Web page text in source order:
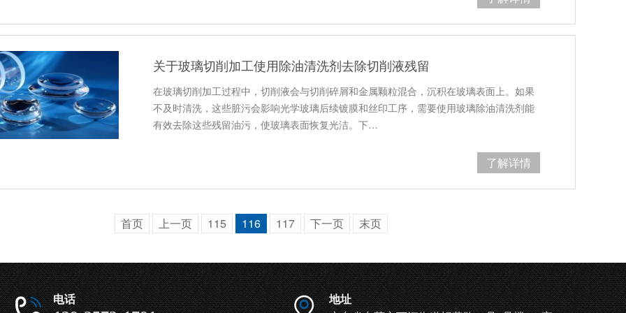
关于玻璃切削加工使用除油清洗剂去除切削液残留
在玻璃切削加工过程中，切削液会与切削碎屑和金属颗粒混合，沉积在玻璃表面上。如果
不及时清洗，这些脏污会影响光学玻璃后续镀膜和丝印工序，需要使用玻璃除油清洗剂能
有效去除这些残留油污，使玻璃表面恢复光洁。下…
了解详情
首页 上一页 115 116 117 下一页 末页
电话
地址